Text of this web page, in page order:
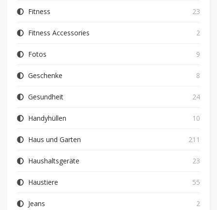
Fitness 23
Fitness Accessories 2
Fotos 9
Geschenke 8
Gesundheit 24
Handyhüllen 10
Haus und Garten 211
Haushaltsgeräte 23
Haustiere 55
Jeans 2